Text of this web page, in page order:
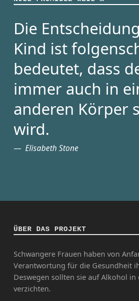
Die
Kind ist
bedeutet, dass
immer auch in
anderen Körper
wird.
Elisabeth Stone
ÜBER DAS PROJEKT
Schwangere Frauen haben von
Verantwortung für die Gesundheit
Deswegen sollten sie auf Alkohol in
verzichten.